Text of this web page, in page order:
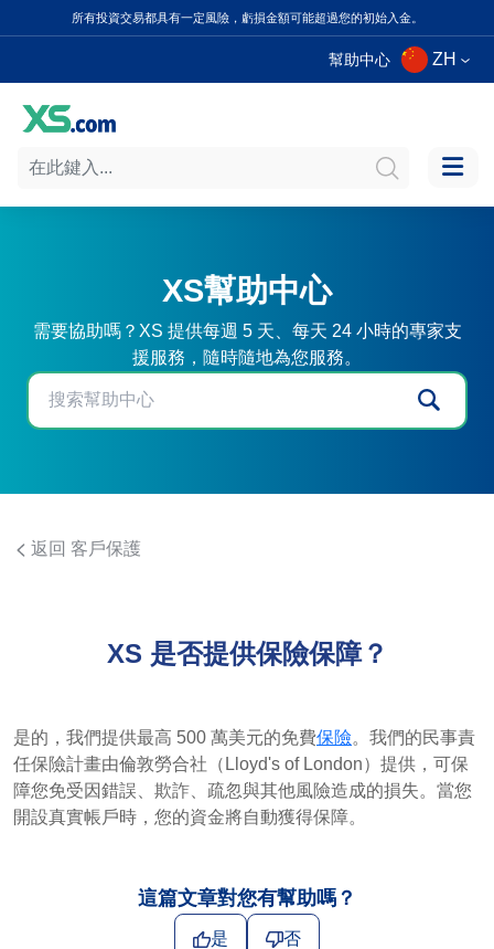
所有投資交易都具有一定風險，虧損金額可能超過您的初始入金。
幫助中心 ZH
XS幫助中心
需要協助嗎？XS 提供每週 5 天、每天 24 小時的專家支
援服務，隨時隨地為您服務。
返回 客戶保護
XS 是否提供保險保障？
是的，我們提供最高 500 萬美元的免費保險。我們的民事責
任保險計畫由倫敦勞合社（Lloyd's of London）提供，可保
障您免受因錯誤、欺詐、疏忽與其他風險造成的損失。當您
開設真實帳戶時，您的資金將自動獲得保障。
這篇文章對您有幫助嗎？
是 否